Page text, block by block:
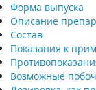
Форма выпуска
Описание
Состав
Показания к
Возможные